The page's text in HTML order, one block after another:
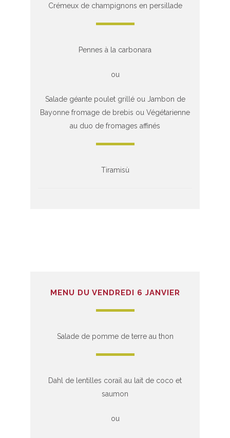
Crémeux de champignons en persillade
Pennes à la carbonara
ou
Salade géante poulet grillé ou Jambon de
Bayonne fromage de brebis ou Végétarienne
au duo de fromages affinés
Tiramisù
MENU DU VENDREDI 6 JANVIER
Salade de pomme de terre au thon
Dahl de lentilles corail au lait de coco et
saumon
ou